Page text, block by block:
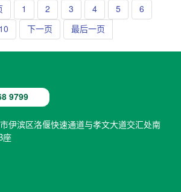
1 2 3 4 5 6
10 下一页 最后一页
9799
伊滨区洛偃快速通道与孝文大道交汇处南
座